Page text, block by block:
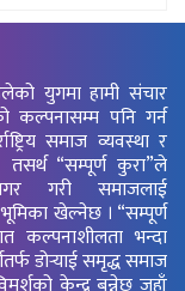
युगमा हामी संचार
कल्पनासम्म पनि गर्न
समाज व्यवस्था र
तसर्थ “सम्पूर्ण कुरा”ले
गरी समाजलाई
खेल्नेछ । “सम्पूर्ण
कल्पनाशीलता भन्दा
डोर्‍याई समृद्ध समाज